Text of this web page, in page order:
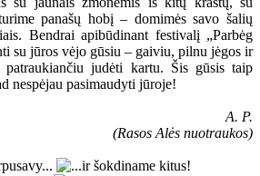
panašų hobį – domimės savo šalių
Bendrai apibūdinant festivalį „Parbėg
su jūros vėjo gūsiu – gaiviu, pilnu jėgos ir
patraukiančiu judėti kartu. Šis gūsis taip
nespėjau pasimaudyti jūroje!
A. P.
(Rasos Alės nuotraukos)